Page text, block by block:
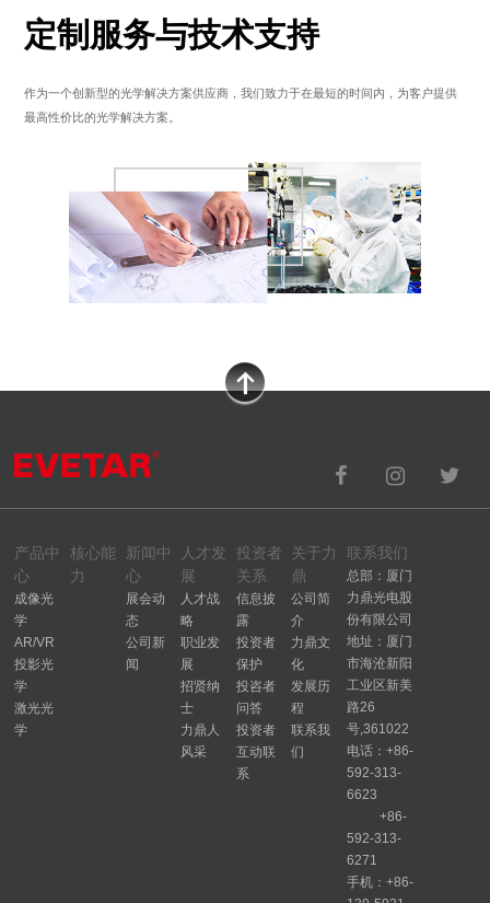
定制服务与技术支持
作为一个创新型的光学解决方案供应商，我们致力于在最短的时间内，为客户提供
最高性价比的光学解决方案。
产品中
心
成像光
学
AR/VR
投影光
学
激光光
学
核心能
力
新闻中
心
展会动
态
公司新
闻
人才发
展
人才战
略
职业发
展
招贤纳
士
力鼎人
风采
投资者
关系
信息披
露
投资者
保护
投咨者
问答
投资者
互动联
系
关于力
鼎
公司简
介
力鼎文
化
发展历
程
联系我
们
联系我们
总部：厦门
力鼎光电股
份有限公司
地址：厦门
市海沧新阳
工业区新美
路26
号,361022
电话：+86-
592-313-
6623
+86-
592-313-
6271
手机：+86-